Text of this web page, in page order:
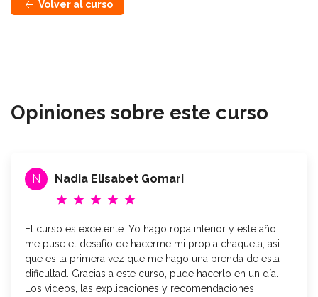
Volver al curso
Opiniones sobre este curso
N Nadia Elisabet Gomari
star star star star star
El curso es excelente. Yo hago ropa interior y este año
me puse el desafío de hacerme mi propia chaqueta, asi
que es la primera vez que me hago una prenda de esta
dificultad. Gracias a este curso, pude hacerlo en un día.
Los videos, las explicaciones y recomendaciones